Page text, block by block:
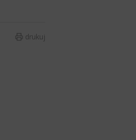
drukuj